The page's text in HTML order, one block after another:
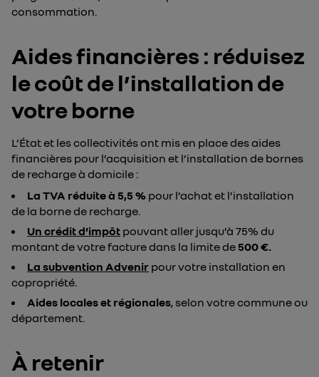
consommation.
Aides financières : réduisez
le coût de l’installation de
votre borne
L’État et les collectivités ont mis en place des aides
financières pour l’acquisition et l’installation de bornes
de recharge à domicile :
La TVA réduite à 5,5 % pour l’achat et l’installation
de la borne de recharge.
Un crédit d’impôt pouvant aller jusqu’à 75% du
montant de votre facture dans la limite de 500 €.
La subvention Advenir pour votre installation en
copropriété.
Aides locales et régionales, selon votre commune ou
département.
À retenir